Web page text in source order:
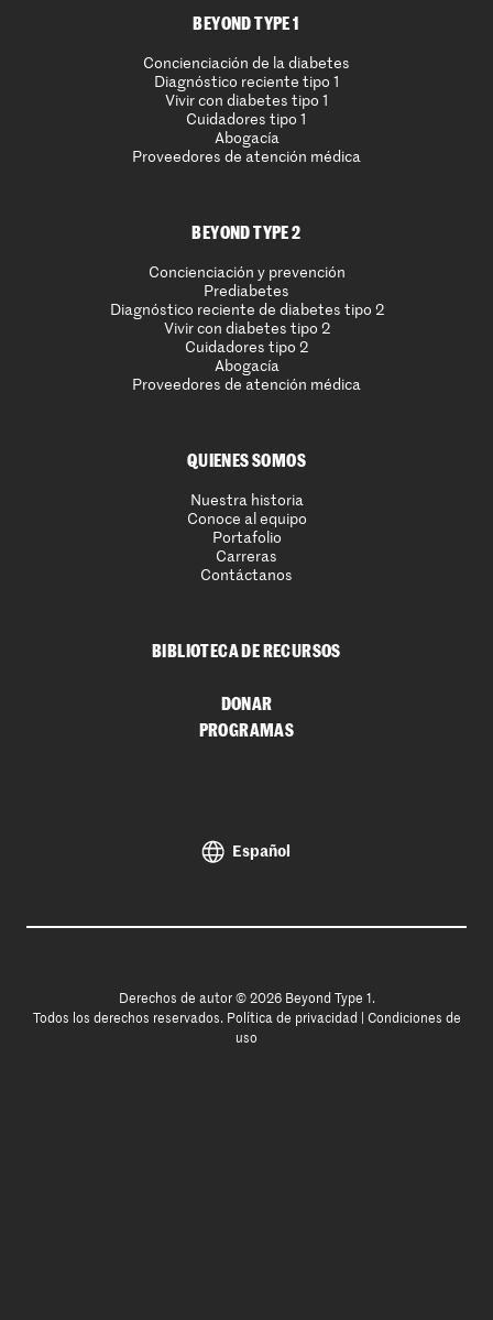
BEYOND TYPE 1
Concienciación de la diabetes
Diagnóstico reciente tipo 1
Vivir con diabetes tipo 1
Cuidadores tipo 1
Abogacía
Proveedores de atención médica
BEYOND TYPE 2
Concienciación y prevención
Prediabetes
Diagnóstico reciente de diabetes tipo 2
Vivir con diabetes tipo 2
Cuidadores tipo 2
Abogacía
Proveedores de atención médica
QUIENES SOMOS
Nuestra historia
Conoce al equipo
Portafolio
Carreras
Contáctanos
BIBLIOTECA DE RECURSOS
DONAR
PROGRAMAS
Español
Derechos de autor © 2026 Beyond Type 1.
Todos los derechos reservados. Política de privacidad
Condiciones de
uso